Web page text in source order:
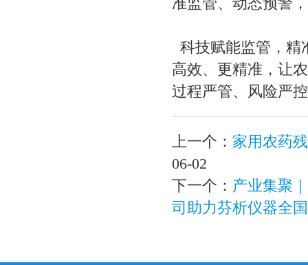
准监管、动态预警
科技赋能监管，精
高效、更精准，让
过程严管、风险严
上一个： 家用农药
06-02
下一个： 产业集聚
司助力芬析仪器全